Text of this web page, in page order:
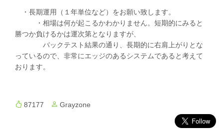
・長期運用（１年単位など）をお願い致します。
・相場は何が起こるかわかりません。短期的にみると
勝つか負けるかは運次第となりますが、
バックテスト結果の通り、長期的に右肩上がりとな
っているので、非常にエッジのあるシステムであると考えて
おります。
87177 Grayzone